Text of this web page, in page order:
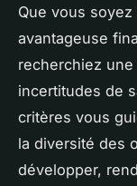
Que vous
avantageuse
recherchiez
incertitudes de
critères vous
la diversité des
développer,